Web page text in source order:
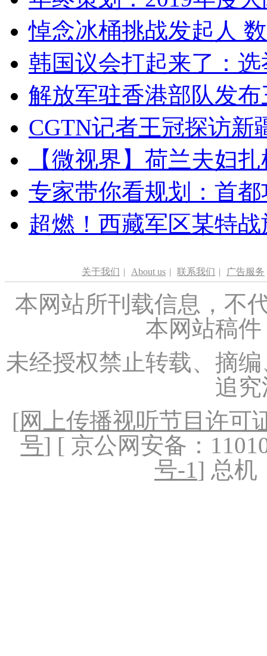
悼念冰桶挑战发起人
韩国议会打起来了：
解放军驻香港部队发
CGTN记者王冠探访新
【微视界】荷兰夫妇
专家带你看规划：首
超燃！西藏军区某特
关于我们 | About us | 联系我们 | 广告服务
本网站所刊载信息，不
本网站稿
未经授权禁止转载、摘
追
[网上传播视听节目许可
号] [ 京公网安备：
号-1] 总机